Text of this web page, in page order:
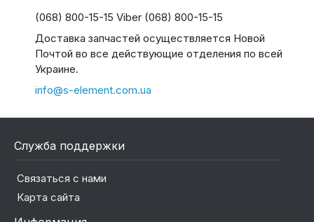
(068) 800-15-15 Viber (068) 800-15-15
Доставка запчастей осуществляется Новой
Почтой во все действующие отделения по всей
Украине.
info@s-element.com.ua
Служба поддержки
Связаться с нами
Карта сайта